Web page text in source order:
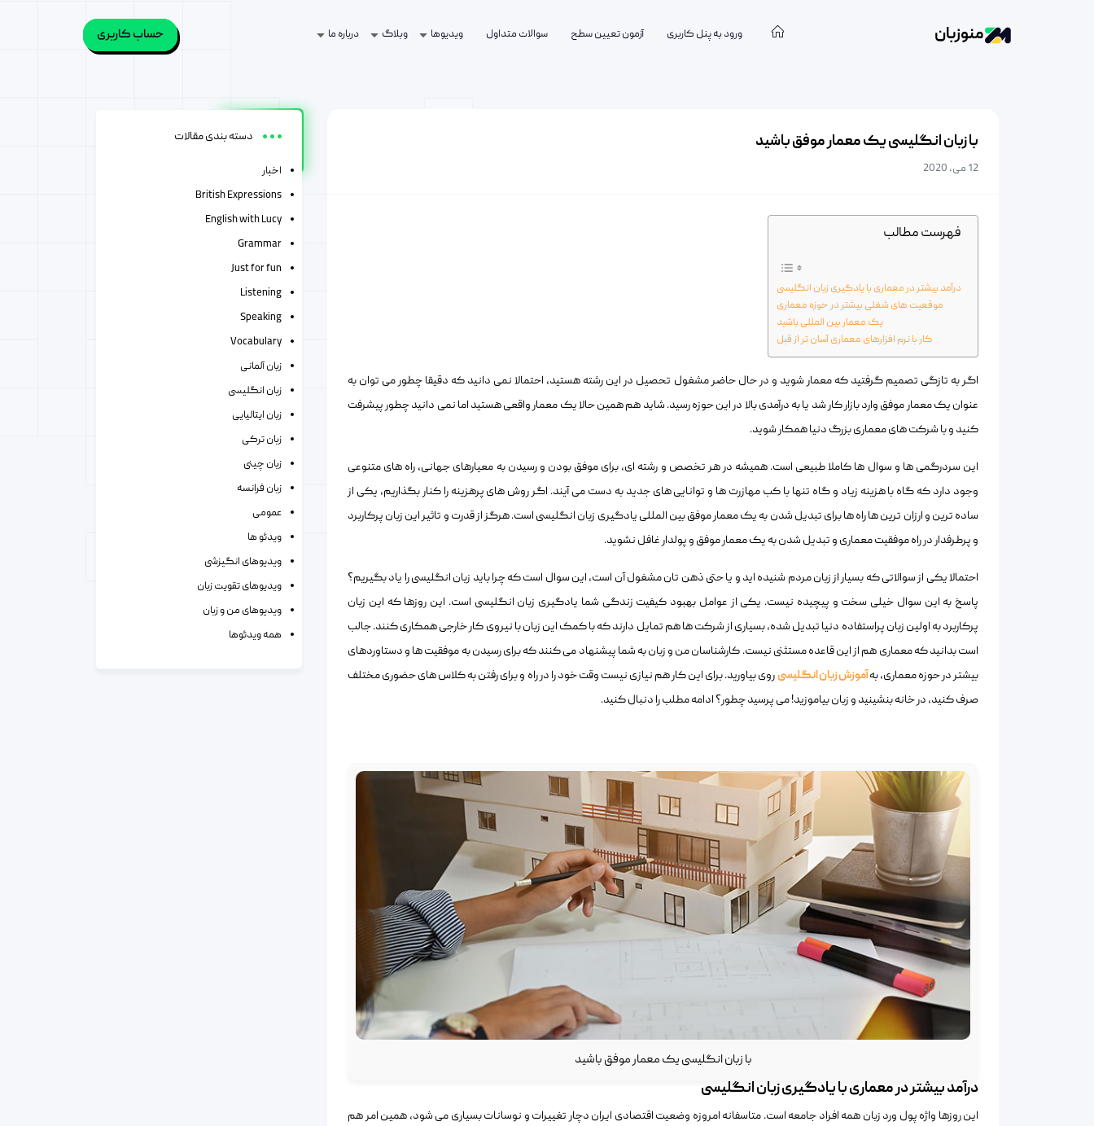
منوزبان ورود به پنل کاربری آزمون تعیین سطح سوالات متداول ویدیوها وبلاگ درباره ما حساب کاربری
با زبان انگلیسی یک معمار موفق باشید
12 می, 2020
فهرست مطالب
درآمد بیشتر در معماری با یادگیری زبان انگلیسی
موقعیت های شغلی بیشتر در حوزه معماری
یک معمار بین المللی باشید
کار با نرم افزارهای معماری آسان تر از قبل
اگر به تازگی تصمیم گرفتید که معمار شوید و در حال حاضر مشغول تحصیل در این رشته هستید، احتمالا نمی دانید که دقیقا چطور می توان به
عنوان یک معمار موفق وارد بازار کار شد یا به درآمدی بالا در این حوزه رسید. شاید هم همین حالا یک معمار واقعی هستید اما نمی دانید چطور پیشرفت
کنید و با شرکت های معماری بزرگ دنیا همکار شوید.
این سردرگمی ها و سوال ها کاملا طبیعی است. همیشه در هر تخصص و رشته ای، برای موفق بودن و رسیدن به معیارهای جهانی، راه های متنوعی
وجود دارد که گاه با هزینه زیاد و گاه تنها با کب مهازرت ها و توانایی های جدید به دست می آیند. اگر روش های پرهزینه را کنار بگذاریم، یکی از
ساده ترین و ارزان ترین ها راه ها برای تبدیل شدن به یک معمار موفق بین المللی یادگیری زبان انگلیسی است. هرگز از قدرت و تاثیر این زبان پرکاربرد
و پرطرفدار در راه موفقیت معماری و تبدیل شدن به یک معمار موفق و پولدار غافل نشوید.
احتمالا یکی از سوالاتی که بسیار از زبان مردم شنیده اید و یا حتی ذهن تان مشغول آن است، این سوال است که چرا باید زبان انگلیسی را یاد بگیریم؟
پاسخ به این سوال خیلی سخت و پیچیده نیست. یکی از عوامل بهبود کیفیت زندگی شما یادگیری زبان انگلیسی است. این روزها که این زبان
پرکاربرد به اولین زبان پراستفاده دنیا تبدیل شده، بسیاری از شرکت ها هم تمایل دارند که با کمک این زبان با نیروی کار خارجی همکاری کنند. جالب
است بدانید که معماری هم از این قاعده مستثنی نیست. کارشناسان من و زبان به شما پیشنهاد می کنند که برای رسیدن به موفقیت ها و دستاوردهای
بیشتر در حوزه معماری، بهآموزش زبان انگلیسیروی بیاورید. برای این کار هم نیازی نیست وقت خود را در راه و برای رفتن به کلاس های حضوری مختلف
صرف کنید، در خانه بنشینید و زبان بیاموزید! می پرسید چطور؟ ادامه مطلب را دنبال کنید.
با زبان انگلیسی یک معمار موفق باشید
درآمد بیشتر در معماری با یادگیری زبان انگلیسی
این روزها واژه پول ورد زبان همه افراد جامعه است. متاسفانه امروزه وضعیت اقتصادی ایران دچار تغییرات و نوسانات بسیاری می شود، همین امر هم
دسته بندی مقالات
اخبار
British Expressions
English with Lucy
Grammar
Just for fun
Listening
Speaking
Vocabulary
زبان آلمانی
زبان انگلیسی
زبان ایتالیایی
زبان ترکی
زبان چینی
زبان فرانسه
عمومی
ویدئو ها
ویدیوهای انگیزشی
ویدیوهای تقویت زبان
ویدیوهای من و زبان
همه ویدئوها